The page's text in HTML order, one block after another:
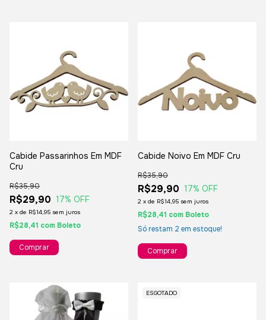
Cabide Passarinhos Em MDF
Cru
R$29,90
R$35,90
17% OFF
2 x de R$14,95 sem juros
R$28,41 com Boleto
Cabide Noivo Em MDF Cru
R$29,90
R$35,90
17% OFF
2 x de R$14,95 sem juros
R$28,41 com Boleto
Só restam 2 em estoque!
ESGOTADO